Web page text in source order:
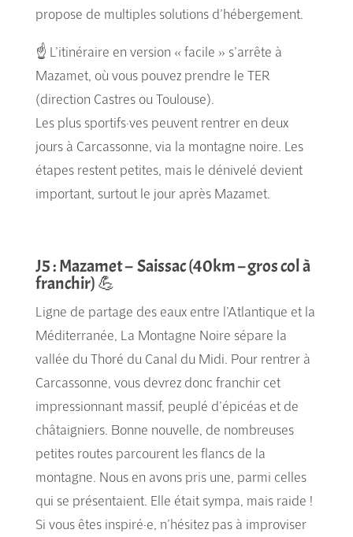
propose de multiples solutions d’hébergement.
☝️ L’itinéraire en version « facile » s’arrête à
Mazamet, où vous pouvez prendre le TER
(direction Castres ou Toulouse).
Les plus sportifs·ves peuvent rentrer en deux
jours à Carcassonne, via la montagne noire. Les
étapes restent petites, mais le dénivelé devient
important, surtout le jour après Mazamet.
J5 : Mazamet – Saissac (40km – gros col à
franchir) 💪
Ligne de partage des eaux entre l’Atlantique et la
Méditerranée, La Montagne Noire sépare la
vallée du Thoré du Canal du Midi. Pour rentrer à
Carcassonne, vous devrez donc franchir cet
impressionnant massif, peuplé d’épicéas et de
châtaigniers. Bonne nouvelle, de nombreuses
petites routes parcourent les flancs de la
montagne. Nous en avons pris une, parmi celles
qui se présentaient. Elle était sympa, mais raide !
Si vous êtes inspiré·e, n’hésitez pas à improviser